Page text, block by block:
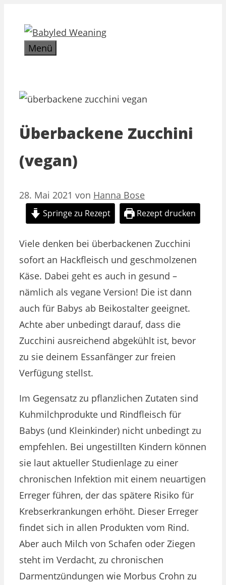
Inhalt
springenMenü
Überbackene Zucchini
(vegan)
28. Mai 2021 von Hanna Bose
Springe zu Rezept Rezept drucken
Viele denken bei überbackenen Zucchini
sofort an Hackfleisch und geschmolzenen
Käse. Dabei geht es auch in gesund –
nämlich als vegane Version! Die ist dann
auch für Babys ab Beikostalter geeignet.
Achte aber unbedingt darauf, dass die
Zucchini ausreichend abgekühlt ist, bevor
zu sie deinem Essanfänger zur freien
Verfügung stellst.
Im Gegensatz zu pflanzlichen Zutaten sind
Kuhmilchprodukte und Rindfleisch für
Babys (und Kleinkinder) nicht unbedingt zu
empfehlen. Bei ungestillten Kindern können
sie laut aktueller Studienlage zu einer
chronischen Infektion mit einem neuartigen
Erreger führen, der das spätere Risiko für
Krebserkrankungen erhöht. Dieser Erreger
findet sich in allen Produkten vom Rind.
Aber auch Milch von Schafen oder Ziegen
steht im Verdacht, zu chronischen
Darmentzündungen wie Morbus Crohn zu